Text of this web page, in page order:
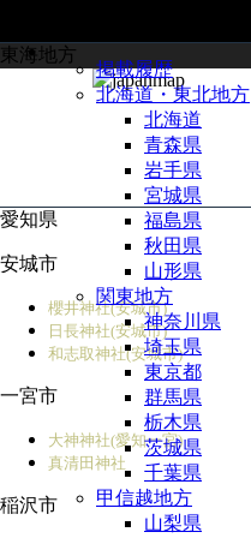
東海地方
愛知県
安城市
櫻井神社(安城市)
日長神社(安城市)
和志取神社(安城市)
一宮市
大神神社(愛知一宮)
真清田神社
稲沢市
掲載履歴
北海道・東北地方
北海道
青森県
岩手県
宮城県
福島県
秋田県
山形県
関東地方
神奈川県
埼玉県
東京都
群馬県
栃木県
茨城県
千葉県
甲信越地方
山梨県